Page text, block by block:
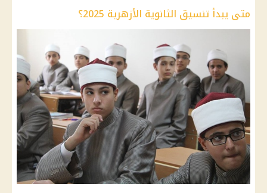
متى يبدأ تنسيق الثانوية الأزهرية 2025؟